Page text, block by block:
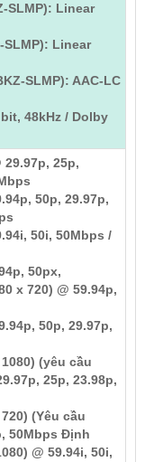
SLMP): Linear
SLMP): Linear
SLMP): AAC-LC
48kHz / Dolby
29.97p, 25p,
50p, 29.97p,
50i, 50Mbps /
50px,
x 720) @ 59.94p,
50p, 29.97p,
(yêu cầu
25p, 23.98p,
(Yêu cầu
50Mbps Định
@ 59.94i, 50i,